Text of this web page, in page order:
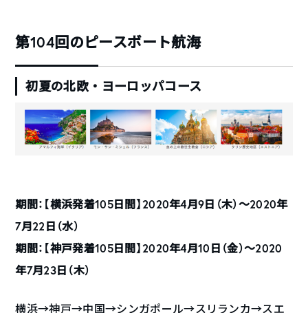
第104回のピースボート航海
初夏の北欧・ヨーロッパコース
期間：【横浜発着105日間】2020年4月9日（木）〜2020年
7月22日（水）
期間：【神戸発着105日間】2020年4月10日（金）〜2020
年7月23日（木）
横浜→神戸→中国→シンガポール→スリランカ→スエ